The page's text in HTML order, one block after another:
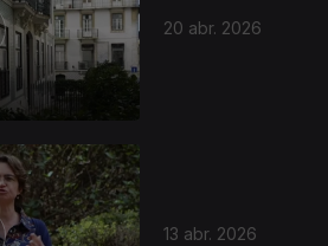
20 abr. 2026
13 abr. 2026